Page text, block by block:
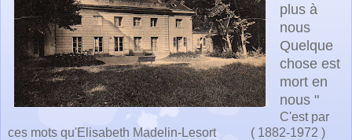
plus à
nous
Quelque
chose est
mort en
nous "
C'est par
ces mots qu'Elisabeth Madelin-Lesort ( 1882-1972 )